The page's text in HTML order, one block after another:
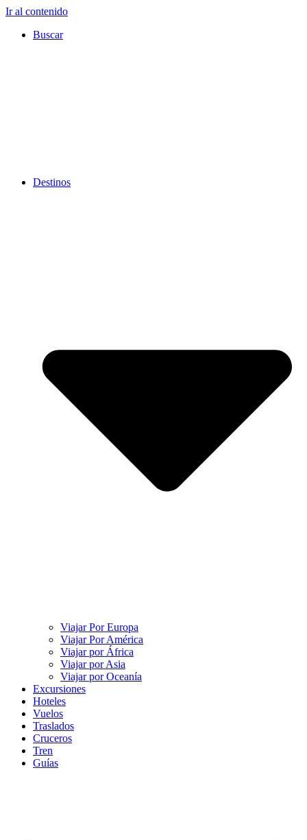
Ir al contenido
Buscar
Destinos
Viajar Por Europa
Viajar Por América
Viajar por África
Viajar por Asia
Viajar por Oceanía
Excursiones
Hoteles
Vuelos
Traslados
Cruceros
Tren
Guías